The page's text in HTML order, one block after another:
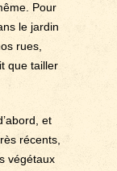
Pour
le jardin
rues,
que tailler
et
récents,
végétaux